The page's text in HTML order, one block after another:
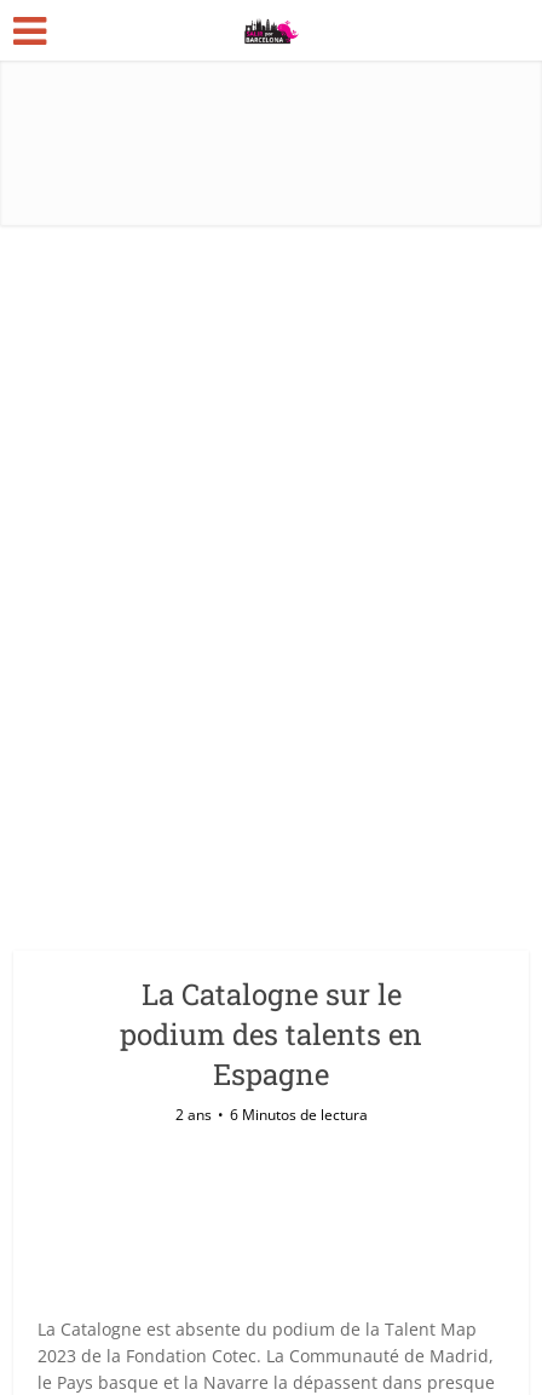
La Catalogne sur le
podium des talents en
Espagne
2 ans 6 Minutos de lectura
La Catalogne est absente du podium de la Talent Map
2023 de la Fondation Cotec. La Communauté de Madrid,
le Pays basque et la Navarre la dépassent dans presque